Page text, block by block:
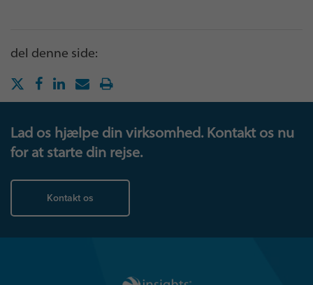
del denne side:
Lad os hjælpe din virksomhed. Kontakt os nu
for at starte din rejse.
Kontakt os